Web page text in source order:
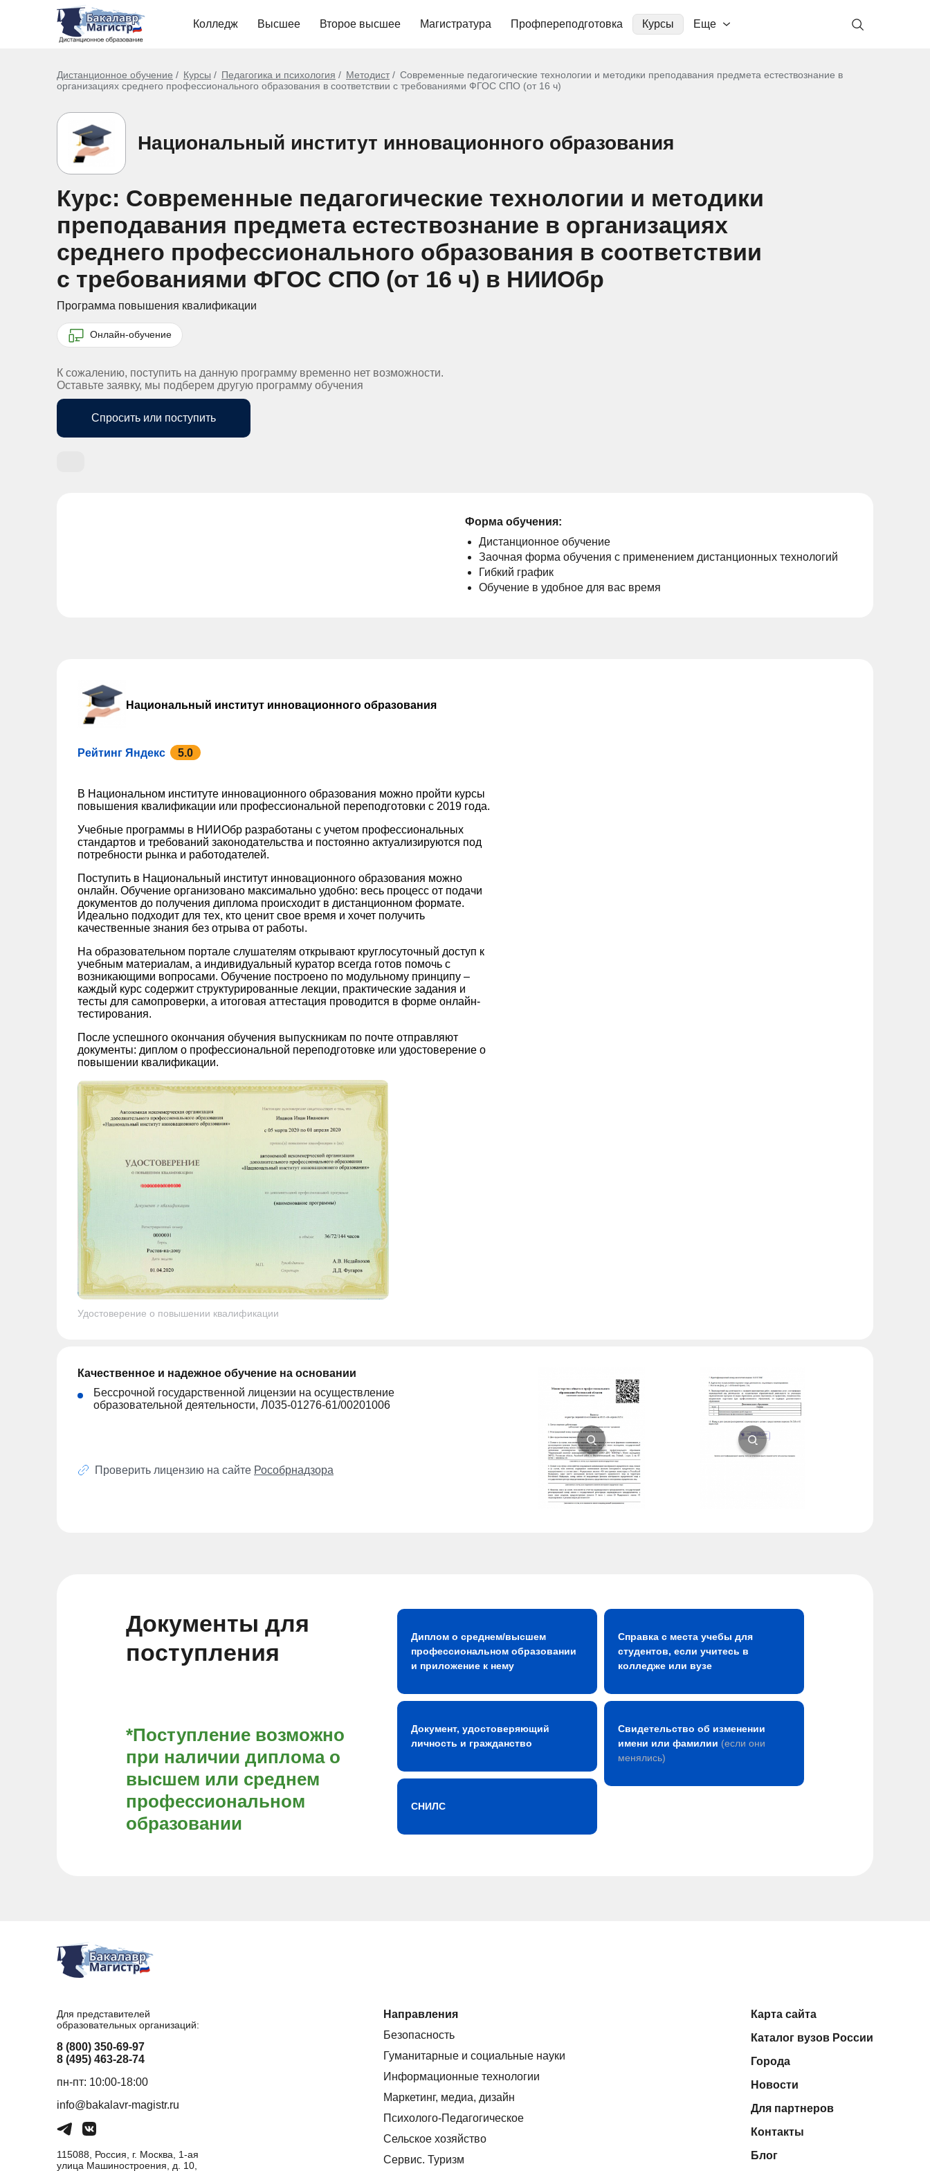
Колледж Высшее Второе высшее Магистратура Профпереподготовка Курсы Еще
Дистанционное обучение Курсы Педагогика и психология Методист
Современные педагогические технологии и методики преподавания предмета естествознание в
организациях среднего профессионального образования в соответствии с требованиями ФГОС СПО (от 16 ч)
Национальный институт инновационного образования
Курс: Современные педагогические технологии и методики
преподавания предмета естествознание в организациях
среднего профессионального образования в соответствии
с требованиями ФГОС СПО (от 16 ч) в НИИОбр
Программа повышения квалификации
Онлайн-обучение
К сожалению, поступить на данную программу временно нет возможности.
Оставьте заявку, мы подберем другую программу обучения
Спросить или поступить
Форма обучения:
Дистанционное обучение
Заочная форма обучения с применением дистанционных технологий
Гибкий график
Обучение в удобное для вас время
Национальный институт инновационного образования
Рейтинг Яндекс 5.0
В Национальном институте инновационного образования можно пройти курсы
повышения квалификации или профессиональной переподготовки с 2019 года.
Учебные программы в НИИОбр разработаны с учетом профессиональных
стандартов и требований законодательства и постоянно актуализируются под
потребности рынка и работодателей.
Поступить в Национальный институт инновационного образования можно
онлайн. Обучение организовано максимально удобно: весь процесс от подачи
документов до получения диплома происходит в дистанционном формате.
Идеально подходит для тех, кто ценит свое время и хочет получить
качественные знания без отрыва от работы.
На образовательном портале слушателям открывают круглосуточный доступ к
учебным материалам, а индивидуальный куратор всегда готов помочь с
возникающими вопросами. Обучение построено по модульному принципу –
каждый курс содержит структурированные лекции, практические задания и
тесты для самопроверки, а итоговая аттестация проводится в форме онлайн-
тестирования.
После успешного окончания обучения выпускникам по почте отправляют
документы: диплом о профессиональной переподготовке или удостоверение о
повышении квалификации.
Удостоверение о повышении квалификации
Качественное и надежное обучение на основании
Бессрочной государственной лицензии на осуществление
образовательной деятельности, Л035-01276-61/00201006
Проверить лицензию на сайте Рособрнадзора
Документы для
поступления
*Поступление возможно
при наличии диплома о
высшем или среднем
профессиональном
образовании
Диплом о среднем/высшем
профессиональном образовании
и приложение к нему
Документ, удостоверяющий
личность и гражданство
СНИЛС
Справка с места учебы для
студентов, если учитесь в
колледже или вузе
Свидетельство об изменении
имени или фамилии (если они
менялись)
Для представителей
образовательных организаций:
8 (800) 350-69-97
8 (495) 463-28-74
пн-пт: 10:00-18:00
info@bakalavr-magistr.ru
115088, Россия, г. Москва, 1-ая
улица Машиностроения, д. 10,
Направления
Безопасность
Гуманитарные и социальные науки
Информационные технологии
Маркетинг, медиа, дизайн
Психолого-Педагогическое
Сельское хозяйство
Сервис. Туризм
Карта сайта
Каталог вузов России
Города
Новости
Для партнеров
Контакты
Блог